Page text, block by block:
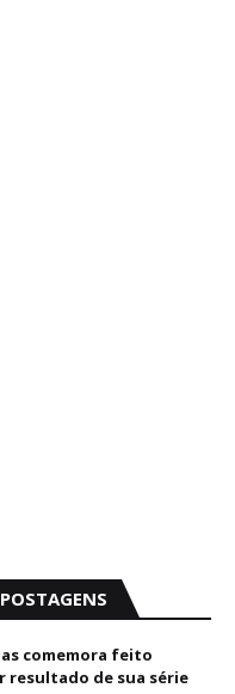
comemora feito
resultado de sua série